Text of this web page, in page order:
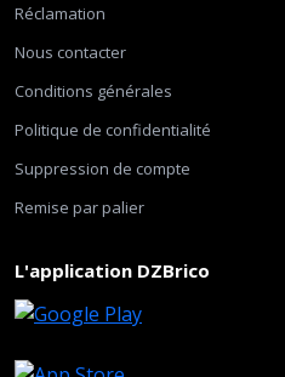
Réclamation
Nous contacter
Conditions générales
Politique de confidentialité
Suppression de compte
Remise par palier
L'application DZBrico